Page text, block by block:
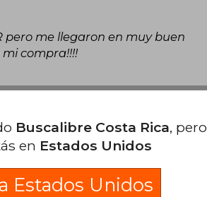
pero me llegaron en muy buen
compra!!!!
✨
Buscalibre Costa Rica, pero
en Estados Unidos
Estados Unidos